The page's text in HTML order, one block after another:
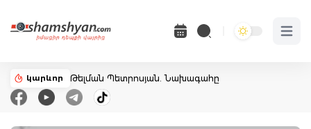
Open
կարևոր Թելման Պետրոսյան. Նախագահը